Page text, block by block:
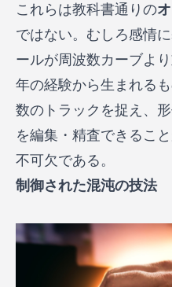
これらは教科書通りの
ではない。むしろ感情
ールが周波数カーブよ
年の経験から生まれる
数のトラックを捉え、
を編集・精査できるこ
不可欠である。
制御された混沌の技法